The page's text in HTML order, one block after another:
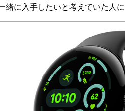
緒に入手したいと考えていた人に